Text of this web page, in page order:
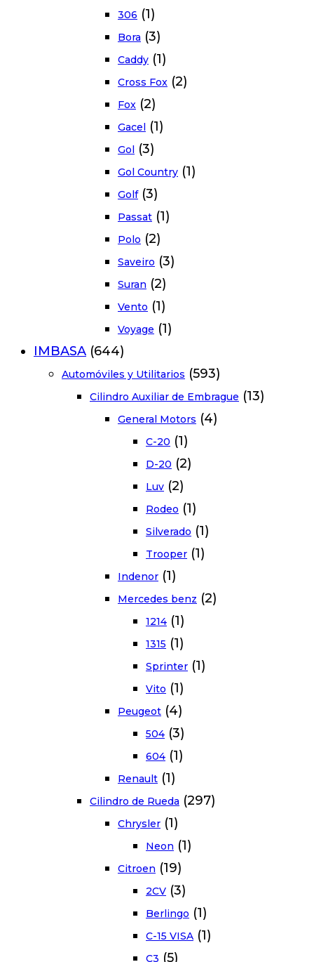
306 (1)
Bora (3)
Caddy (1)
Cross Fox (2)
Fox (2)
Gacel (1)
Gol (3)
Gol Country (1)
Golf (3)
Passat (1)
Polo (2)
Saveiro (3)
Suran (2)
Vento (1)
Voyage (1)
IMBASA (644)
Automóviles y Utilitarios (593)
Cilindro Auxiliar de Embrague (13)
General Motors (4)
C-20 (1)
D-20 (2)
Luv (2)
Rodeo (1)
Silverado (1)
Trooper (1)
Indenor (1)
Mercedes benz (2)
1214 (1)
1315 (1)
Sprinter (1)
Vito (1)
Peugeot (4)
504 (3)
604 (1)
Renault (1)
Cilindro de Rueda (297)
Chrysler (1)
Neon (1)
Citroen (19)
2CV (3)
Berlingo (1)
C-15 VISA (1)
C3 (5)